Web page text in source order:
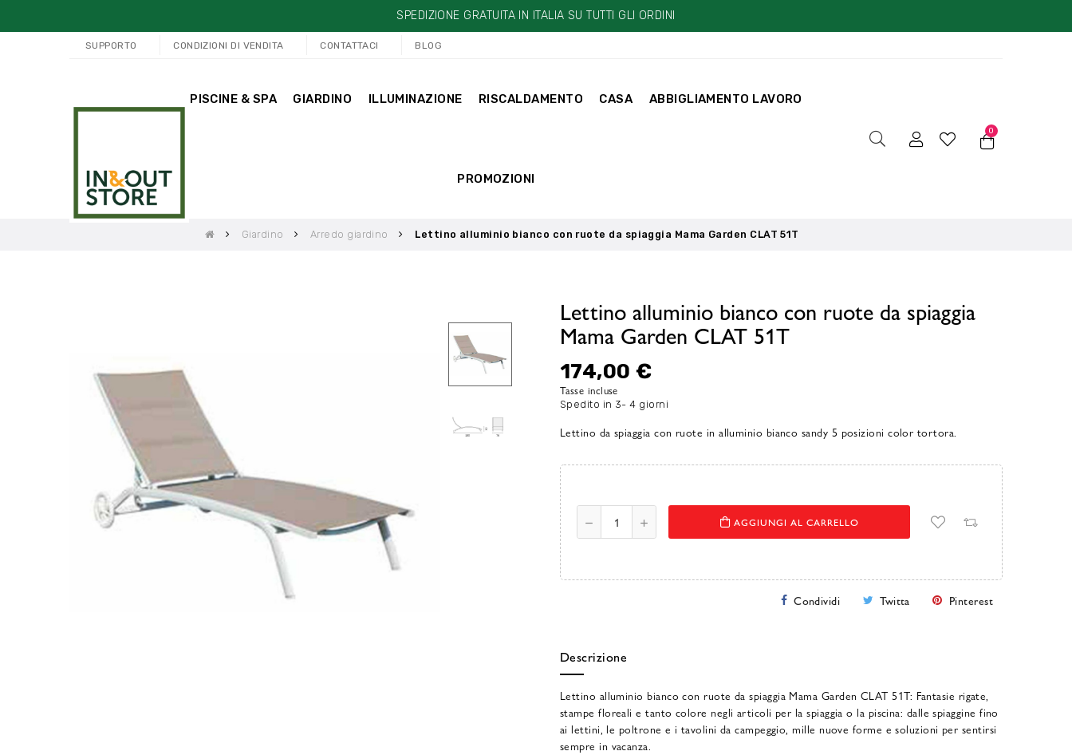
SPEDIZIONE GRATUITA IN ITALIA SU TUTTI GLI ORDINI
SUPPORTO CONDIZIONI DI VENDITA CONTATTACI BLOG
PISCINE & SPA GIARDINO ILLUMINAZIONE RISCALDAMENTO CASA ABBIGLIAMENTO LAVORO
PROMOZIONI
0
Giardino Arredo giardino Lettino alluminio bianco con ruote da spiaggia Mama Garden CLAT 51T
Lettino alluminio bianco con ruote da spiaggia
Mama Garden CLAT 51T
174,00 €
Tasse incluse
Spedito in 3- 4 giorni
Lettino da spiaggia con ruote in alluminio bianco sandy 5 posizioni color tortora.
AGGIUNGI AL CARRELLO
Condividi Twitta Pinterest
Descrizione
Lettino alluminio bianco con ruote da spiaggia Mama Garden CLAT 51T: Fantasie rigate,
stampe floreali e tanto colore negli articoli per la spiaggia o la piscina: dalle spiaggine fino
ai lettini, le poltrone e i tavolini da campeggio, mille nuove forme e soluzioni per sentirsi
sempre in vacanza.